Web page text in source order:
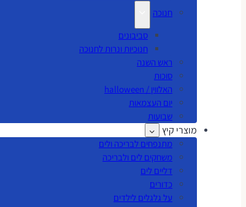
חנוכה
סביבונים
חנוכיות ונרות לחנוכה
ראש השנה
סוכות
האלווין / halloween
יום העצמאות
שבועות
מוצרי קיץ
מתנפחים לבריכה ולים
משחקים לים ולבריכה
דליים לים
כדורים
על גלגלים לילדים